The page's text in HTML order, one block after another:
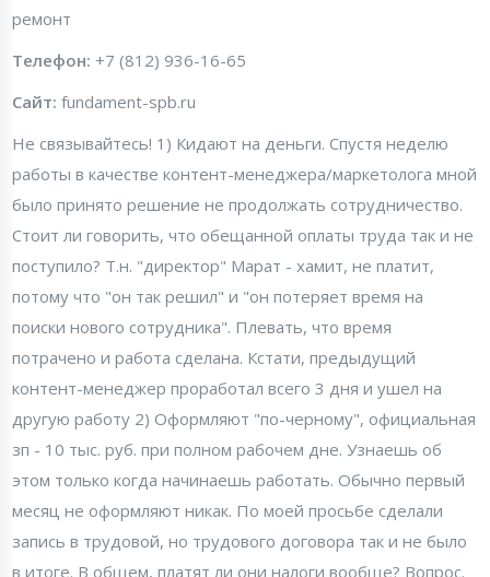
ремонт
Телефон: +7 (812) 936-16-65
Сайт: fundament-spb.ru
Не связывайтесь! 1) Кидают на деньги. Спустя неделю
работы в качестве контент-менеджера/маркетолога мной
было принято решение не продолжать сотрудничество.
Стоит ли говорить, что обещанной оплаты труда так и не
поступило? Т.н. "директор" Марат - хамит, не платит,
потому что "он так решил" и "он потеряет время на
поиски нового сотрудника". Плевать, что время
потрачено и работа сделана. Кстати, предыдущий
контент-менеджер проработал всего 3 дня и ушел на
другую работу 2) Оформляют "по-черному", официальная
зп - 10 тыс. руб. при полном рабочем дне. Узнаешь об
этом только когда начинаешь работать. Обычно первый
месяц не оформляют никак. По моей просьбе сделали
запись в трудовой, но трудового договора так и не было
в итоге. В общем, платят ли они налоги вообще? Вопрос.